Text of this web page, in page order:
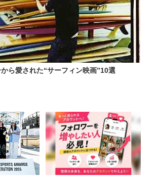
ら愛された“サーフィン映画”10選